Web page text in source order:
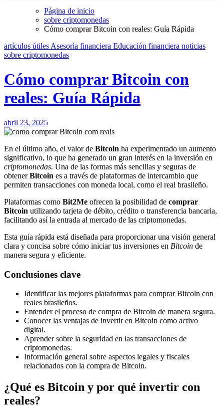
Página de inicio
sobre criptomonedas
Cómo comprar Bitcoin con reales: Guía Rápida
artículos útiles Asesoría financiera Educación financiera noticias
sobre criptomonedas
Cómo comprar Bitcoin con
reales: Guía Rápida
abril 23, 2025
En el último año, el valor de Bitcoin ha experimentado un aumento
significativo, lo que ha generado un gran interés en la inversión en
criptomonedas. Una de las formas más sencillas y seguras de
obtenerBitcoin es a través de plataformas de intercambio que
permiten transacciones con moneda local, como el real brasileño.
Plataformas como Bit2Me ofrecen la posibilidad de comprar
Bitcoin utilizando tarjeta de débito, crédito o transferencia bancaria,
facilitando así la entrada al mercado de las criptomonedas.
Esta guía rápida está diseñada para proporcionar una visión general
clara y concisa sobre cómo iniciar tus inversiones en Bitcoin de
manera segura y eficiente.
Conclusiones clave
Identificar las mejores plataformas para comprar Bitcoin con
reales brasileños.
Entender el proceso de compra de Bitcoin de manera segura.
Conocer las ventajas de invertir en Bitcoin como activo
digital.
Aprender sobre la seguridad en las transacciones de
criptomonedas.
Información general sobre aspectos legales y fiscales
relacionados con la compra de Bitcoin.
¿Qué es Bitcoin y por qué invertir con
reales?